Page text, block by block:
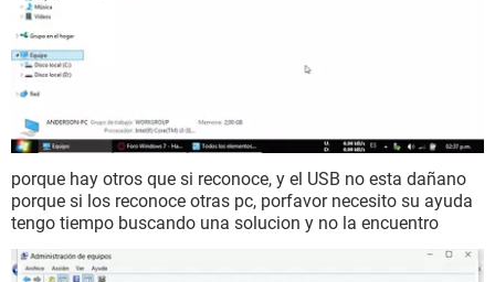
porque hay otros que si reconoce, y el USB no esta dañano
porque si los reconoce otras pc, porfavor necesito su ayuda
tengo tiempo buscando una solucion y no la encuentro